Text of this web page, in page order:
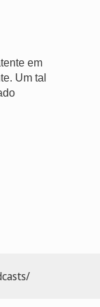
em
Um tal